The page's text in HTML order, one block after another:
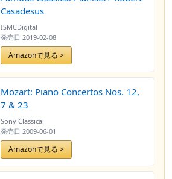
Casadesus
ISMCDigital
発売日 2019-02-08
Amazonで見る >
Mozart: Piano Concertos Nos. 12,
7 & 23
Sony Classical
発売日 2009-06-01
Amazonで見る >